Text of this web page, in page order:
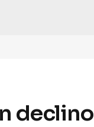
declino